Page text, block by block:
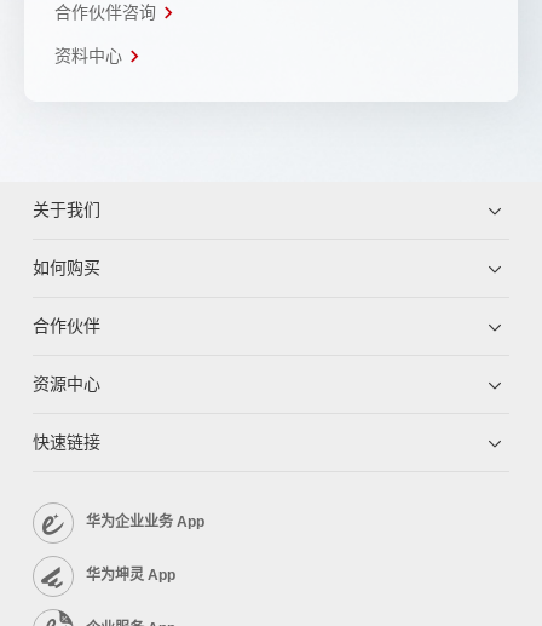
合作伙伴咨询
资料中心
关于我们
如何购买
合作伙伴
资源中心
快速链接
华为企业业务 App
华为坤灵 App